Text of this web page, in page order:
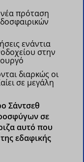
νέα πρόταση
ενάντια
στην
διαρκώς οι
σε μεγάλη
Σάντσεθ
σε
αυτό που
εδαφικής